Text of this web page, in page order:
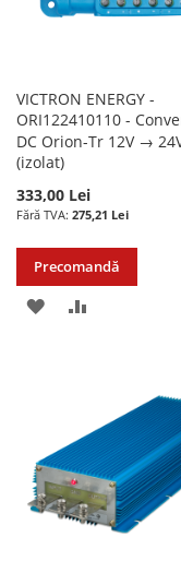
VICTRON ENERGY -
ORI122410110 -
DC Orion-Tr 12V →
(izolat)
333,00 Lei
275,21 Lei
Precomandă
ADAUGATI
DORINTE